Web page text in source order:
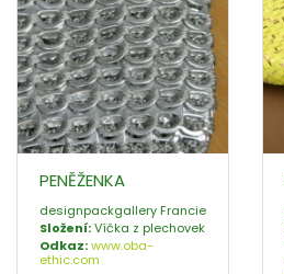
PENĚŽENKA
designpackgallery Francie
Složení:Víčka z plechovek
Odkaz:www.oba-
ethic.com